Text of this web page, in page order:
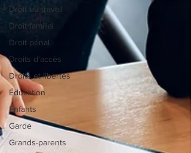
Droit du travail
Droit familial
Droit pénal
Droits d'accès
Droits et libertés
Éducation
Enfants
Garde
Grands-parents